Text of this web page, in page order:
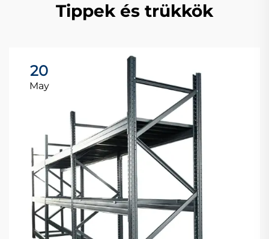
Tippek és trükkök
20
May